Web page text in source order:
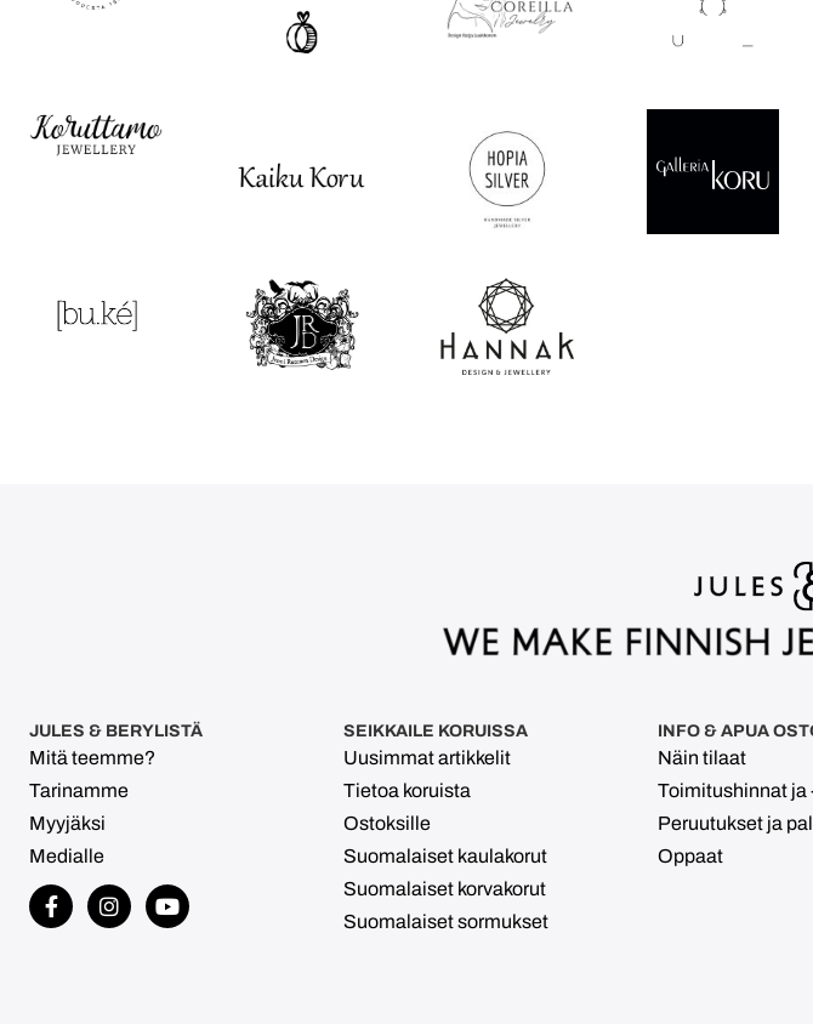
JULES & BERYLISTÄ
Mitä teemme?
Tarinamme
Myyjäksi
Medialle
SEIKKAILE KORUISSA
Uusimmat artikkelit
Tietoa koruista
Ostoksille
Suomalaiset kaulakorut
Suomalaiset korvakorut
Suomalaiset sormukset
INFO & APUA
Näin tilaat
Toimitushinnat ja
Peruutukset ja
Oppaat